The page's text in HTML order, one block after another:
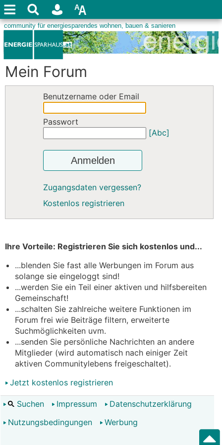
Mein Forum
Benutzername oder Email
Passwort
[Abc]
Anmelden
Zugangsdaten vergessen?
Kostenlos registrieren
Ihre Vorteile: Registrieren Sie sich kostenlos und...
...blenden Sie fast alle Werbungen im Forum aus
solange sie eingeloggt sind!
...werden Sie ein Teil einer aktiven und hilfsbereiten
Gemeinschaft!
...schalten Sie zahlreiche weitere Funktionen im
Forum frei wie Beiträge filtern, erweiterte
Suchmöglichkeiten uvm.
...senden Sie persönliche Nachrichten an andere
Mitglieder (wird automatisch nach einiger Zeit
aktiven Communitylebens freigeschaltet).
Jetzt kostenlos registrieren
Suchen Impressum
Datenschutzerklärung
Nutzungsbedingungen
Werbung